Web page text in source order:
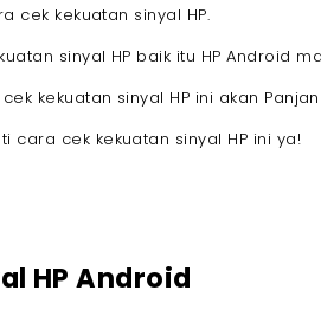
cek kekuatan sinyal HP.
sinyal HP baik itu HP Android
kekuatan sinyal HP ini akan
cara cek kekuatan sinyal HP ini ya!
HP Android